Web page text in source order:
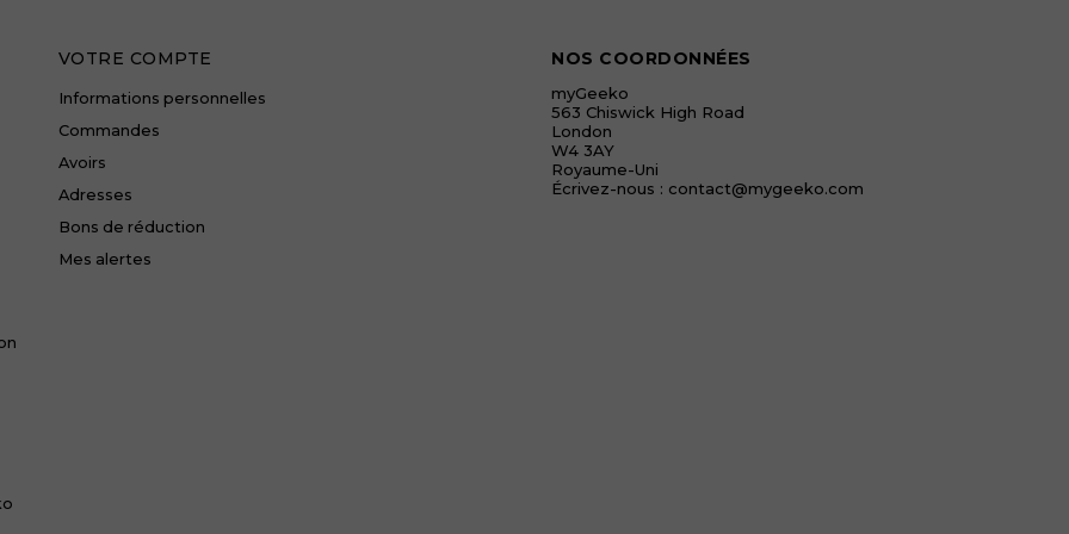
VOTRE COMPTE
Informations personnelles
Commandes
Avoirs
Adresses
Bons de réduction
Mes alertes
NOS COORDONNÉES
myGeeko
563 Chiswick High Road
London
W4 3AY
Royaume-Uni
Écrivez-nous : contact@mygeeko.com